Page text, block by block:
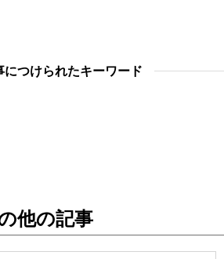
につけられたキーワード
他の記事